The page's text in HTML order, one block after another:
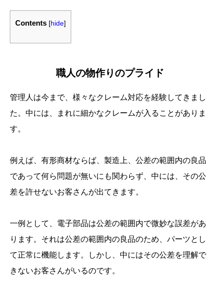
Contents [hide]
職人の物作りのプライド
管理人は今まで、様々なクレーム対応を経験してきまし
た。中には、まれに細かなクレームが入ることがありま
す。
例えば、有形商材ならば、製造上、公差の範囲内の良品
であって何ら問題が無いにも関わらず、中には、その公
差を許せないお客さんが出てきます。
一例として、電子部品は公差の範囲内で微妙な誤差があ
ります。それは公差の範囲内の良品のため、パーツとし
て正常に機能します。しかし、中にはその公差を理解で
きないお客さんがいるのです。